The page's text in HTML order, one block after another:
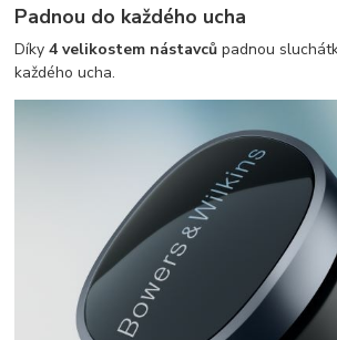
Padnou do každého ucha
Díky4 velikostem nástavců padnou
každého ucha.